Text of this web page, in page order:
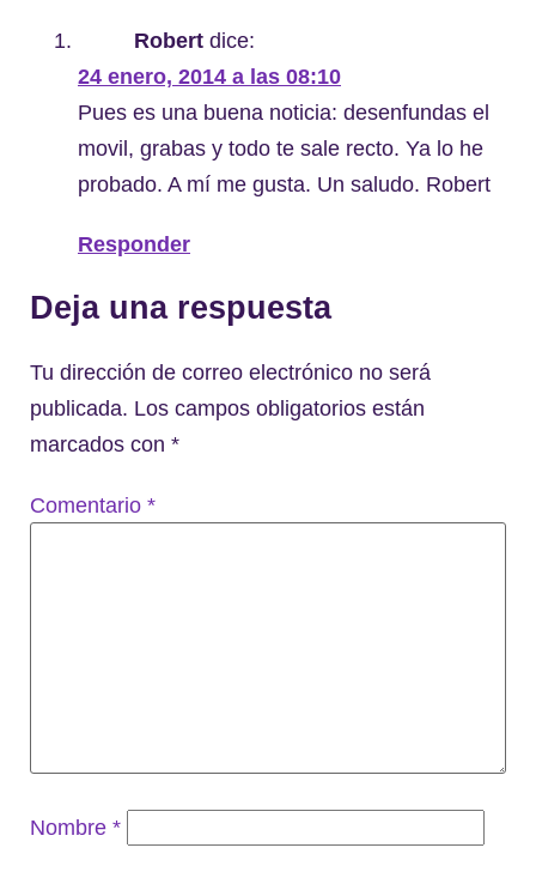
Robert dice:
24 enero, 2014 a las 08:10
Pues es una buena noticia: desenfundas el
movil, grabas y todo te sale recto. Ya lo he
probado. A mí me gusta. Un saludo. Robert
Responder
Deja una respuesta
Tu dirección de correo electrónico no será
publicada. Los campos obligatorios están
marcados con *
Comentario *
Nombre *